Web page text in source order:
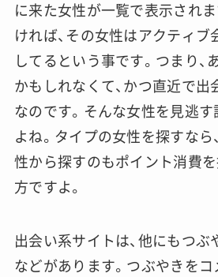
に来た女性が一覧で表示され
ければ、その女性はアクティ
してるという事です。つまり、
かもしれなくて、かつ直近で
なのです。そんな女性を見逃
よね。タイプの女性を探すなら
性から探すのもポイント消費
方ですよ。
出会い系サイトは、他にもつ
などがあります。つぶやきを